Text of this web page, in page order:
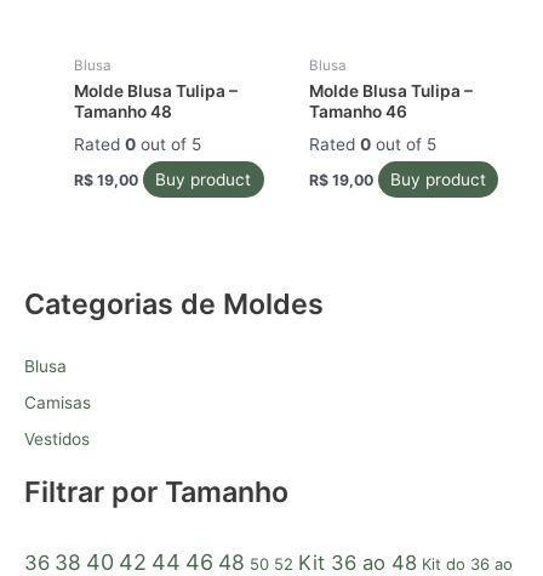
Blusa
Molde Blusa Tulipa –
Tamanho 48
Rated0 out of 5
R$ 19,00 Buy product
Blusa
Molde Blusa Tulipa –
Tamanho 46
Rated 0out of 5
R$19,00 Buy product
Categorias de Moldes
Blusa
Camisas
Vestidos
Filtrar por Tamanho
36 38 40 42 44 46 48 50 52 Kit 36 ao 48 Kit do 36 ao